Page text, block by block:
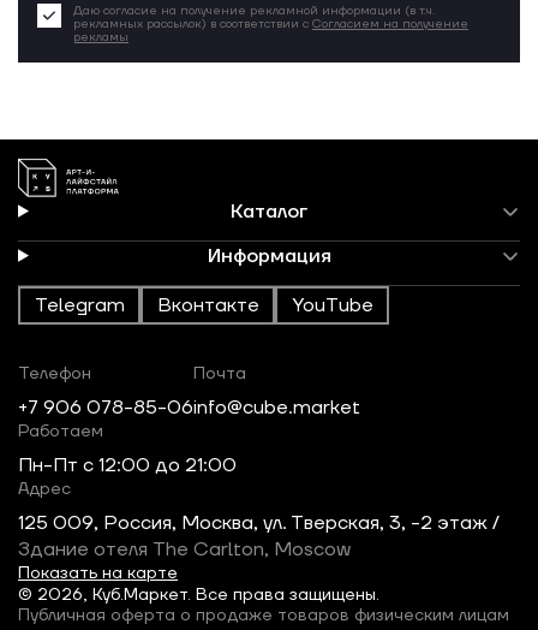
Даю согласие на получение рекламной информации (в т.ч.
рекламных рассылок) в соответствии с Согласием на получение
рекламы
Каталог
Информация
Telegram Вконтакте YouTube
© 2026, Куб.Маркет. Все права защищены.
Телефон
+7 906 078-85-06
Почта
info@cube.market
Работаем
Пн-Пт c 12:00 до 21:00
Адрес
125 009, Россия, Москва, ул. Тверская, 3, -2 этаж /
Здание отеля The Carlton, Moscow
Показать на карте
Публичная оферта о продаже товаров физическим лицам